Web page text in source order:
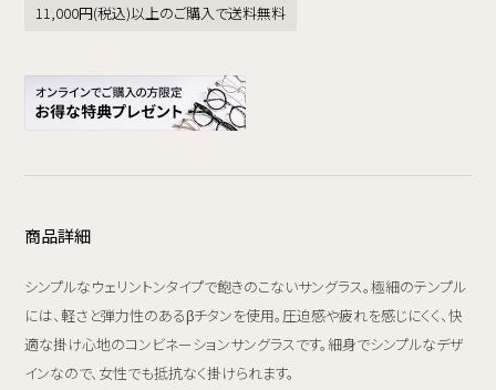
11,000円(税込)以上のご購入で送料無料
商品詳細
シンプルなウェリントンタイプで飽きのこないサングラス。極細のテンプル
には、軽さと弾力性のあるβチタンを使用。圧迫感や疲れを感じにくく、快
適な掛け心地のコンビネーションサングラスです。細身でシンプルなデザ
インなので、女性でも抵抗なく掛けられます。